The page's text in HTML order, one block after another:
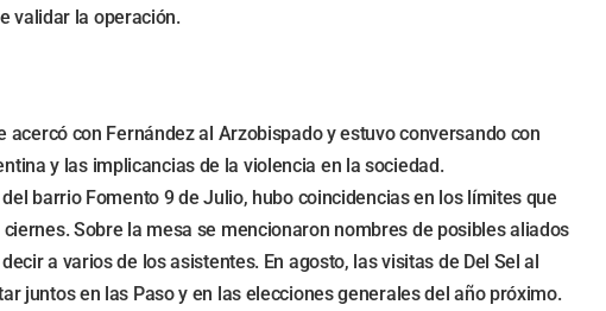
validar la operación.
con Fernández al Arzobispado y estuvo conversando con
y las implicancias de la violencia en la sociedad.
barrio Fomento 9 de Julio, hubo coincidencias en los límites que
Sobre la mesa se mencionaron nombres de posibles aliados
a varios de los asistentes. En agosto, las visitas de Del Sel al
juntos en las Paso y en las elecciones generales del año próximo.